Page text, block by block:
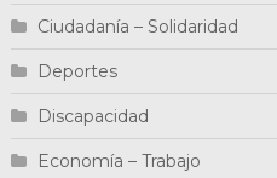
Ciudadanía – Solidaridad
Deportes
Discapacidad
Economía – Trabajo